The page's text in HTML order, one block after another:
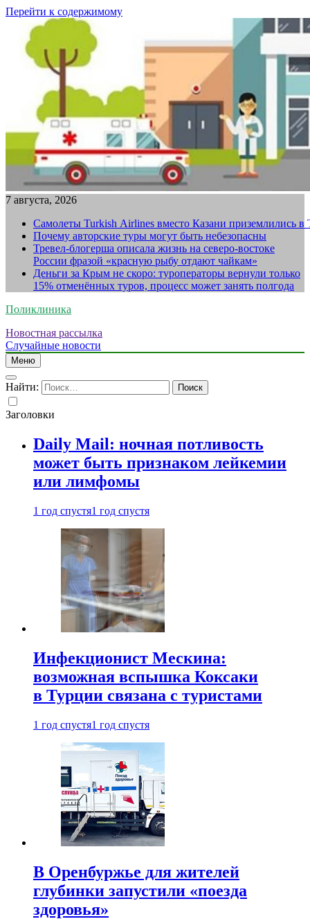
Перейти к содержимому
7 августа, 2026
Самолеты Turkish Airlines вместо Казани приземлились в
Почему авторские туры могут быть небезопасны
Тревел-блогерша описала жизнь на северо-востоке
России фразой «красную рыбу отдают чайкам»
Деньги за Крым не скоро: туроператоры вернули только
15% отменённых туров, процесс может занять полгода
Поликлиника
Новостная рассылка
Случайные новости
Меню
Найти:
Заголовки
Daily Mail: ночная потливость
может быть признаком лейкемии
или лимфомы
1 год спустя1 год спустя
Инфекционист Мескина:
возможная вспышка Коксаки
в Турции связана с туристами
1 год спустя1 год спустя
В Оренбуржье для жителей
глубинки запустили «поезда
здоровья»